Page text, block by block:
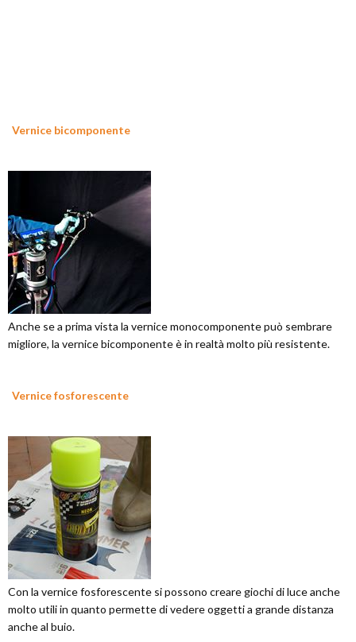
Vernice bicomponente
Anche se a prima vista la vernice monocomponente può sembrare
migliore, la vernice bicomponente è in realtà molto più resistente.
Vernice fosforescente
Con la vernice fosforescente si possono creare giochi di luce anche
molto utili in quanto permette di vedere oggetti a grande distanza
anche al buio.